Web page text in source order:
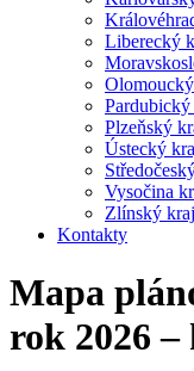
Liberecký
Pardubický
Plzeňský
Ústecký
Vysočina
Zlínský kraj
Kontakty
Mapa
rok 2026 –